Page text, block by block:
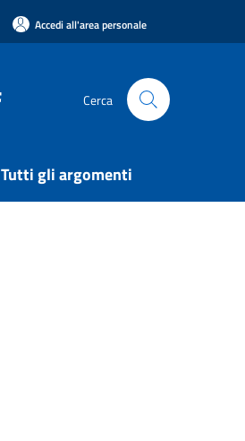
Accedi all'area personale
Cerca
Tutti gli argomenti